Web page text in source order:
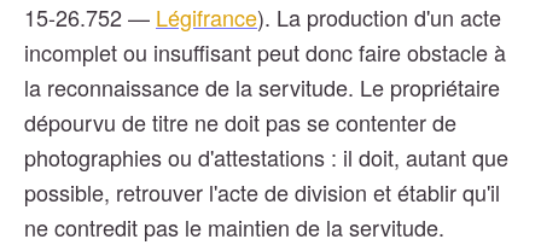
15-26.752 — Légifrance). La production d'un acte
incomplet ou insuffisant peut donc faire obstacle à
la reconnaissance de la servitude. Le propriétaire
dépourvu de titre ne doit pas se contenter de
photographies ou d'attestations : il doit, autant que
possible, retrouver l'acte de division et établir qu'il
ne contredit pas le maintien de la servitude.